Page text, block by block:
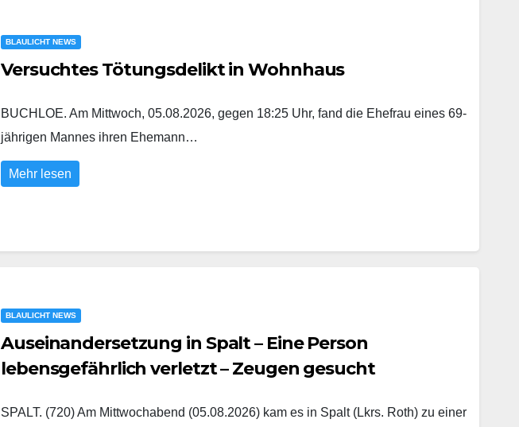
BLAULICHT NEWS
Versuchtes Tötungsdelikt in Wohnhaus
BUCHLOE. Am Mittwoch, 05.08.2026, gegen 18:25 Uhr, fand die Ehefrau eines 69-
jährigen Mannes ihren Ehemann…
Mehr lesen
BLAULICHT NEWS
Auseinandersetzung in Spalt – Eine Person
lebensgefährlich verletzt – Zeugen gesucht
SPALT. (720) Am Mittwochabend (05.08.2026) kam es in Spalt (Lkrs. Roth) zu einer